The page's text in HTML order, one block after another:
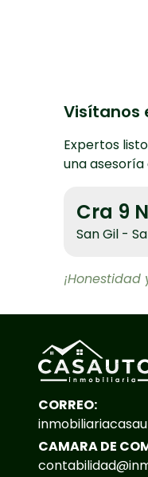
Visítanos
Expertos
una
Cra 9
San Gil -
CORREO:
CAMARA DE